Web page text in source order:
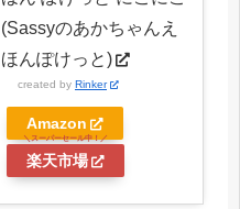
(Sassyのあかちゃんえ
ほんぽけっと)
created by Rinker
Amazon
楽天市場